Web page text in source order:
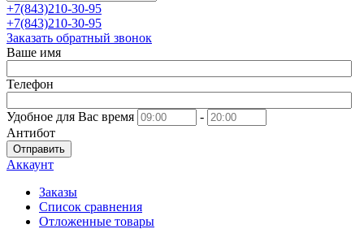
+7(843)210-30-95
+7(843)210-30-95
Заказать обратный звонок
Ваше имя
Телефон
Удобное для Вас время
-
Антибот
Отправить
Аккаунт
Заказы
Список сравнения
Отложенные товары